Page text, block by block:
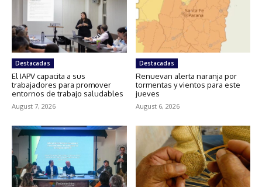
Destacadas
El IAPV capacita a sus
trabajadores para promover
entornos de trabajo saludables
August 7, 2026
Destacadas
Renuevan alerta naranja por
tormentas y vientos para este
jueves
August 6, 2026